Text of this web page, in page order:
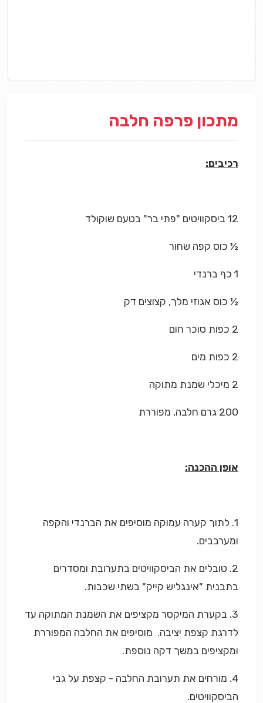
מתכון פרפה חלבה
רכיבים:
12 ביסקוויטים "פתי בר" בטעם שוקולד
½ כוס קפה שחור
1 כף ברנדי
½ כוס אגוזי מלך, קצוצים דק
2 כפות סוכר חום
2 כפות מים
2 מיכלי שמנת מתוקה
200 גרם חלבה, מפוררת
אופן ההכנה:
1. לתוך קערה עמוקה מוסיפים את הברנדי והקפה
ומערבבים.
2. טובלים את הביסקוויטים בתערובת ומסדרים
בתבנית "אינגליש קייק" בשתי שכבות.
3. בקערת המיקסר מקציפים את השמנת המתוקה עד
לדרגת קצפת יציבה. מוסיפים את החלבה המפוררת
ומקציפים במשך דקה נוספת.
4. מורחים את תערובת החלבה - קצפת על גבי
הביסקוויטים.